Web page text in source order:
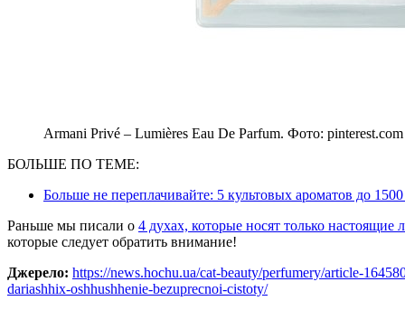
Armani Privé – Lumières Eau De Parfum. Фото: pinterest.com
БОЛЬШЕ ПО ТЕМЕ:
Больше не переплачивайте: 5 культовых ароматов до
Раньше мы писали о 4 духах, которые носят только настоящие
которые следует обратить внимание!
Джерело: https://news.hochu.ua/cat-beauty/perfumery/article-
dariashhix-oshhushhenie-bezuprecnoi-cistoty/